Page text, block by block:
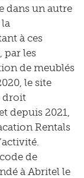
dans un autre
à ces
par les
de meublés
le site
droit
depuis 2021,
Rentals
de
à Abritel le